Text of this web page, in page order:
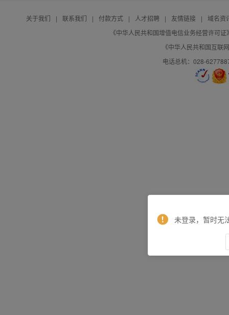
关于我们 | 联系我们 | 付款方式 | 人才招聘 | 友情链接 |
域名资
《中华人民共和国增值电信业务经营许可
《中华人民共和国互联
电话总机：028-
未登录，暂时无